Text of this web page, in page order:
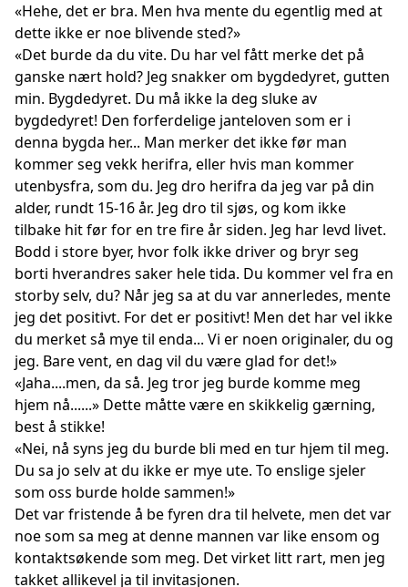
«Hehe, det er bra. Men hva mente du egentlig med at
dette ikke er noe blivende sted?»
«Det burde da du vite. Du har vel fått merke det på
ganske nært hold? Jeg snakker om bygdedyret, gutten
min. Bygdedyret. Du må ikke la deg sluke av
bygdedyret! Den forferdelige janteloven som er i
denna bygda her... Man merker det ikke før man
kommer seg vekk herifra, eller hvis man kommer
utenbysfra, som du. Jeg dro herifra da jeg var på din
alder, rundt 15-16 år. Jeg dro til sjøs, og kom ikke
tilbake hit før for en tre fire år siden. Jeg har levd livet.
Bodd i store byer, hvor folk ikke driver og bryr seg
borti hverandres saker hele tida. Du kommer vel fra en
storby selv, du? Når jeg sa at du var annerledes, mente
jeg det positivt. For det er positivt! Men det har vel ikke
du merket så mye til enda... Vi er noen originaler, du og
jeg. Bare vent, en dag vil du være glad for det!»
«Jaha....men, da så. Jeg tror jeg burde komme meg
hjem nå......» Dette måtte være en skikkelig gærning,
best å stikke!
«Nei, nå syns jeg du burde bli med en tur hjem til meg.
Du sa jo selv at du ikke er mye ute. To enslige sjeler
som oss burde holde sammen!»
Det var fristende å be fyren dra til helvete, men det var
noe som sa meg at denne mannen var like ensom og
kontaktsøkende som meg. Det virket litt rart, men jeg
takket allikevel ja til invitasjonen.